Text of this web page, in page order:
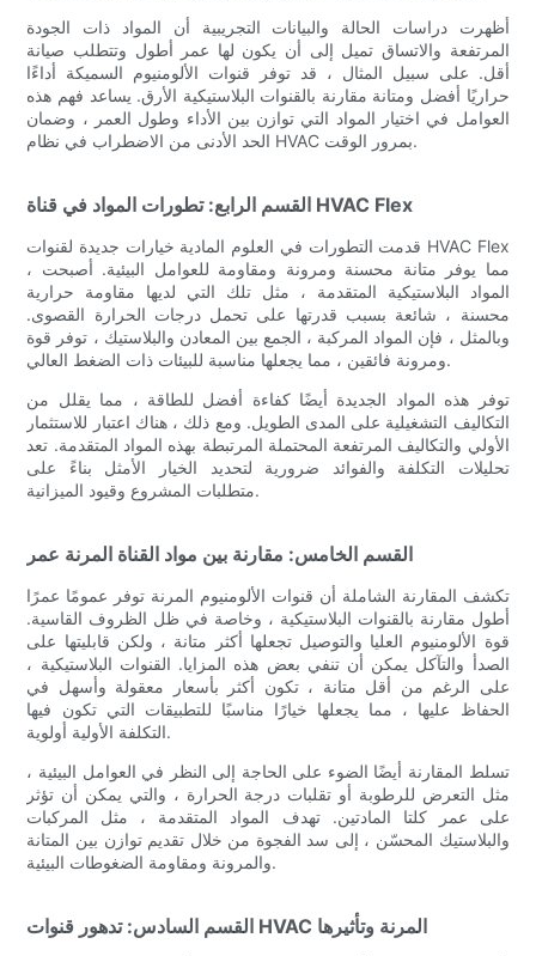
أظهرت دراسات الحالة والبيانات التجريبية أن المواد ذات الجودة
المرتفعة والاتساق تميل إلى أن يكون لها عمر أطول وتتطلب صيانة
أقل. على سبيل المثال ، قد توفر قنوات الألومنيوم السميكة أداءًا
حراريًا أفضل ومتانة مقارنة بالقنوات البلاستيكية الأرق. يساعد فهم هذه
العوامل في اختيار المواد التي توازن بين الأداء وطول العمر ، وضمان
الحد الأدنى من الاضطراب في نظام HVAC بمرور الوقت.
القسم الرابع: تطورات المواد في قناة HVAC Flex
قدمت التطورات في العلوم المادية خيارات جديدة لقنوات HVAC Flex
، مما يوفر متانة محسنة ومرونة ومقاومة للعوامل البيئية. أصبحت
المواد البلاستيكية المتقدمة ، مثل تلك التي لديها مقاومة حرارية
محسنة ، شائعة بسبب قدرتها على تحمل درجات الحرارة القصوى.
وبالمثل ، فإن المواد المركبة ، الجمع بين المعادن والبلاستيك ، توفر قوة
ومرونة فائقين ، مما يجعلها مناسبة للبيئات ذات الضغط العالي.
توفر هذه المواد الجديدة أيضًا كفاءة أفضل للطاقة ، مما يقلل من
التكاليف التشغيلية على المدى الطويل. ومع ذلك ، هناك اعتبار للاستثمار
الأولي والتكاليف المرتفعة المحتملة المرتبطة بهذه المواد المتقدمة. تعد
تحليلات التكلفة والفوائد ضرورية لتحديد الخيار الأمثل بناءً على
متطلبات المشروع وقيود الميزانية.
القسم الخامس: مقارنة بين مواد القناة المرنة عمر
تكشف المقارنة الشاملة أن قنوات الألومنيوم المرنة توفر عمومًا عمرًا
أطول مقارنة بالقنوات البلاستيكية ، وخاصة في ظل الظروف القاسية.
قوة الألومنيوم العليا والتوصيل تجعلها أكثر متانة ، ولكن قابليتها على
الصدأ والتآكل يمكن أن تنفي بعض هذه المزايا. القنوات البلاستيكية ،
على الرغم من أقل متانة ، تكون أكثر بأسعار معقولة وأسهل في
الحفاظ عليها ، مما يجعلها خيارًا مناسبًا للتطبيقات التي تكون فيها
التكلفة الأولية أولوية.
تسلط المقارنة أيضًا الضوء على الحاجة إلى النظر في العوامل البيئية ،
مثل التعرض للرطوبة أو تقلبات درجة الحرارة ، والتي يمكن أن تؤثر
على عمر كلتا المادتين. تهدف المواد المتقدمة ، مثل المركبات
والبلاستيك المحسّن ، إلى سد الفجوة من خلال تقديم توازن بين المتانة
والمرونة ومقاومة الضغوطات البيئية.
القسم السادس: تدهور قنوات HVAC المرنة وتأثيرها